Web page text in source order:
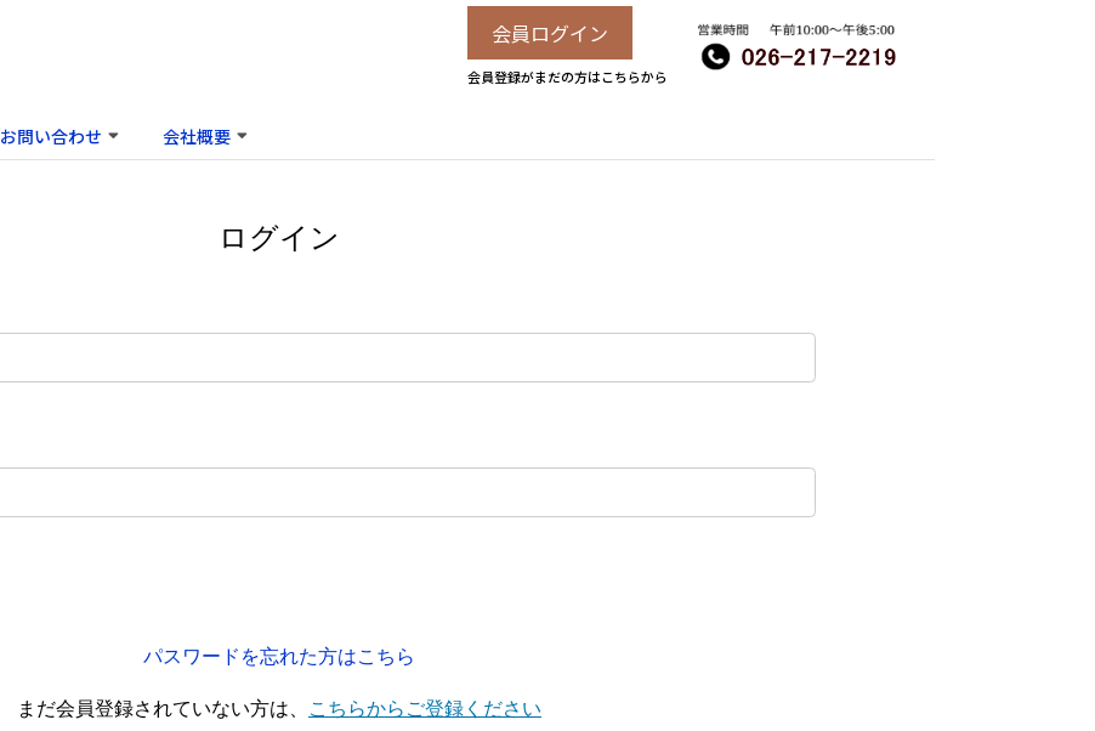
会員ログイン
会員登録がまだの方はこちらから
お問い合わせ 会社概要
ログイン
パスワードを忘れた方はこちら
まだ会員登録されていない方は、 こちらからご登録ください